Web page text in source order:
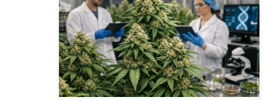
Automaty XXL to rezultat wieloetapowych selekcji i
krzyżowań, których celem […]